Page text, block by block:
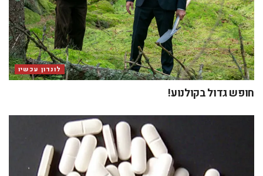
לונדון עכשיו
חופש גדול בקולנוע!